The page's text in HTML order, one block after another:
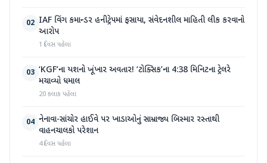
02 IAF વિંગ કમાન્ડર હનીટ્રેપમાં ફસાયા, સંવેદનશીલ માહિતી લીક કરવાનો
આરોપ
1 દિવસ પહેલા
03 ‘KGF’ના યશનો ખૂંખાર અવતાર! ‘ટોક્સિક’ના 4:38 મિનિટના ટ્રેલરે
મચાવ્યો ધમાલ
20 કલાક પહેલા
04 નેનાવા-સાંચોર હાઈવે પર ખાડાઓનું સામ્રાજ્ય બિસ્માર રસ્તાથી
વાહનચાલકો પરેશાન
4 દિવસ પહેલા